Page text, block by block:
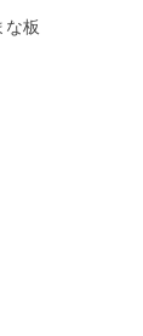
な板